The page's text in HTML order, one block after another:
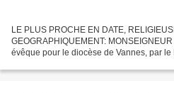
LE PLUS PROCHE EN DATE,
GEOGRAPHIQUEMENT:
évêque pour le diocèse de Vannes, par
en la basilique...